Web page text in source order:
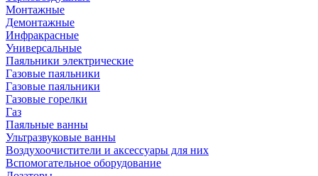
Монтажные
Демонтажные
Инфракрасные
Универсальные
Паяльники электрические
Газовые паяльники
Газовые паяльники
Газовые горелки
Газ
Паяльные ванны
Ультразвуковые ванны
Воздухоочистители и аксессуары для них
Вспомогательное оборудование